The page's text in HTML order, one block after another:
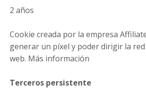
2 años
Cookie creada por la empresa
generar un píxel y poder dirigir la red
web. Más información
Terceros persistente